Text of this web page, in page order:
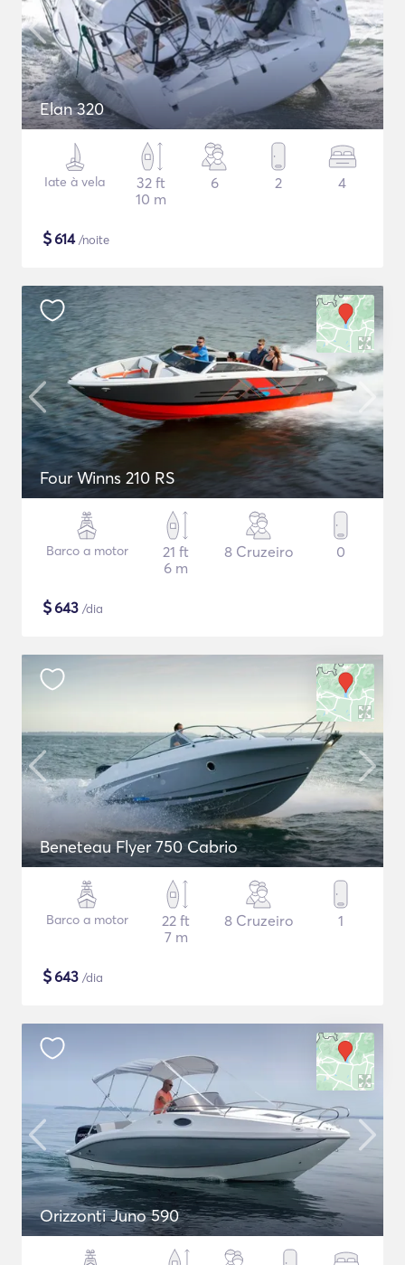
Elan 320
Iate à vela
32 ft
10 m
6 2 4
$614/noite
Four Winns 210 RS
Barco a motor
21 ft
6 m
8 Cruzeiro 0
$643 /dia
Beneteau Flyer 750 Cabrio
Barco a motor
22 ft
7 m
8 Cruzeiro 1
$643 /dia
Orizzonti Juno 590